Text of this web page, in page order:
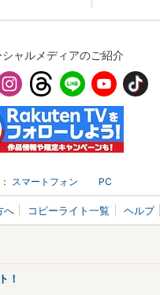
ャルメディアのご紹介
スマートフォン PC
へ コピーライト一覧 ヘルプ
！